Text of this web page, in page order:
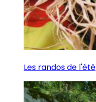
Les randos de l'été